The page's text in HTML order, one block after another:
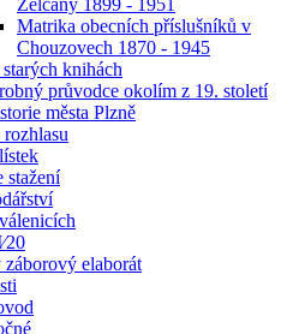
Želčany 1899 - 1951
Matrika obecních příslušníků v
Chouzovech 1870 - 1945
knihách
průvodce okolím z 19. století
města Plzně
stažení
záborový elaborát